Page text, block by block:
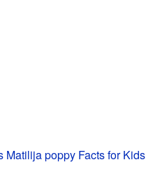
Matilija poppy Facts for Kids